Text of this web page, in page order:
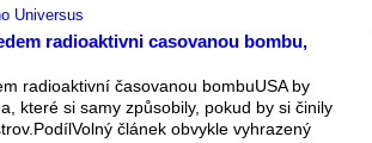
Universus
radioaktivni casovanou bombu,
radioaktivní časovanou bombuUSA by
které si samy způsobily, pokud by si činily
článek obvykle vyhrazený